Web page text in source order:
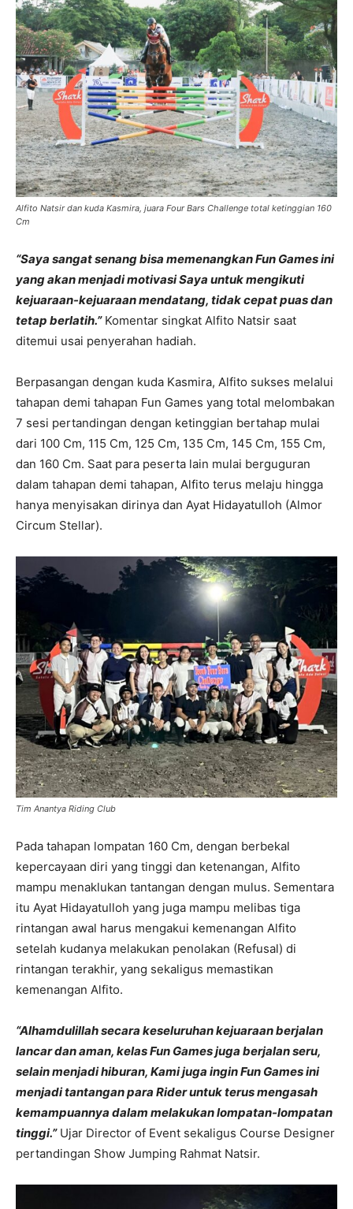
Alfito Natsir dan kuda Kasmira, juara Four Bars Challenge total ketinggian 160
Cm
“Saya sangat senang bisa memenangkan Fun Games ini
yang akan menjadi motivasi Saya untuk mengikuti
kejuaraan-kejuaraan mendatang, tidak cepat puas dan
tetap berlatih.”Komentar singkat Alfito Natsir saat
ditemui usai penyerahan hadiah.
Berpasangan dengan kuda Kasmira, Alfito sukses melalui
tahapan demi tahapan Fun Games yang total melombakan
7 sesi pertandingan dengan ketinggian bertahap mulai
dari 100 Cm, 115 Cm, 125 Cm, 135 Cm, 145 Cm, 155 Cm,
dan 160 Cm. Saat para peserta lain mulai berguguran
dalam tahapan demi tahapan, Alfito terus melaju hingga
hanya menyisakan dirinya dan Ayat Hidayatulloh (Almor
Circum Stellar).
Tim Anantya Riding Club
Pada tahapan lompatan 160 Cm, dengan berbekal
kepercayaan diri yang tinggi dan ketenangan, Alfito
mampu menaklukan tantangan dengan mulus. Sementara
itu Ayat Hidayatulloh yang juga mampu melibas tiga
rintangan awal harus mengakui kemenangan Alfito
setelah kudanya melakukan penolakan (Refusal) di
rintangan terakhir, yang sekaligus memastikan
kemenangan Alfito.
“Alhamdulillah secara keseluruhan kejuaraan berjalan
lancar dan aman, kelas Fun Games juga berjalan seru,
selain menjadi hiburan, Kami juga ingin Fun Games ini
menjadi tantangan para Rider untuk terus mengasah
kemampuannya dalam melakukan lompatan-lompatan
tinggi.”Ujar Director of Event sekaligus Course Designer
pertandingan Show Jumping Rahmat Natsir.